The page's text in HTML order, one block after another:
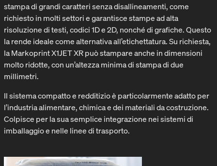
stampa di grandi caratteri senza disallineamenti, come
richiesto in molti settori e garantisce stampe ad alta
risoluzione di testi, codici 1D e 2D, nonché di grafiche. Questo
la rende ideale come alternativa all’etichettatura. Su richiesta,
la Markoprint X1JET XR può stampare anche in dimensioni
molto ridotte, con un’altezza minima di stampa di due
millimetri.
Il sistema compatto e redditizio è particolarmente adatto per
l’industria alimentare, chimica e dei materiali da costruzione.
Colpisce per la sua semplice integrazione nei sistemi di
imballaggio e nelle linee di trasporto.